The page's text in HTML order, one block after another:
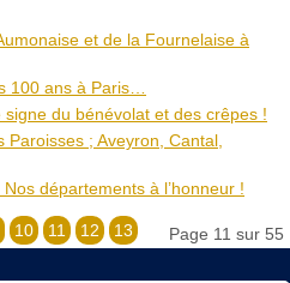
et de la Fournelaise à
100 ans à Paris…
du bénévolat et des crêpes !
; Aveyron, Cantal,
départements à l’honneur !
Page 11 sur 55
10 11 12
13